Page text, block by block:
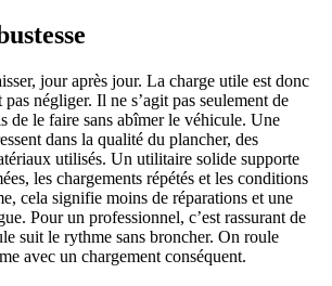
jour après jour. La charge utile est donc
négliger. Il ne s’agit pas seulement de
de le faire sans abîmer le véhicule. Une
dans la qualité du plancher, des
utilisés. Un utilitaire solide supporte
les chargements répétés et les conditions
cela signifie moins de réparations et une
Pour un professionnel, c’est rassurant de
suit le rythme sans broncher. On roule
avec un chargement conséquent.